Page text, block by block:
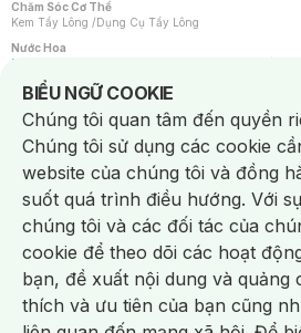
Chăm Sóc Cơ Thể
Kem Tẩy Lông /Dụng Cụ Tẩy Lông
Nước Hoa
Nước Hoa Nữ
Chăm Sóc Cá Nhân
Chống Muỗi /Khẩu Trang /Máy Massage/Mặt Nạ
Sản Phẩm Chăm Sóc Khác /Bàn Chải Đánh Răng /
Hỗ Trợ Trắng Răng/Kem Đánh Răng /Máy Tăm Nước
Tăm / Chỉ Nha Khoa/ Xịt Thơm Miệng / Dung Dịch
Khăn Ướt Vệ Sinh Vùng Kín/Băng Vệ Sinh/Tampon
Máy Cạo Râu
Vấn Đề Về Da
Da Dầu / Lỗ Chân Lông To/ Da Khô / Mất Nước/ Da
Da Nhạy Cảm / Kích Ứng
Da Xỉn Màu Thâm /
Quầng Thâm & Bọng Mắt /Sẹo /Viêm Da Cơ Địa
Dụng Cụ / Phụ Kiện Chăm Sóc Da
Bông Tẩy Trang
Khăn Lau Mặt Khô Dụng Cụ / Máy
Dụng Cụ Chăm Sóc Khác
BIỂU NGỮ COOKIE
Notice about cookies usage
Chúng tôi quan tâm đến quyền
Chúng tôi sử dụng các cookie
website của chúng tôi và đồng
suốt quá trình điều hướng. Với
chúng tôi và các đối tác của
cookie để theo dõi các hoạt
bạn, đề xuất nội dung và quảng
thích và ưu tiên của bạn cũng